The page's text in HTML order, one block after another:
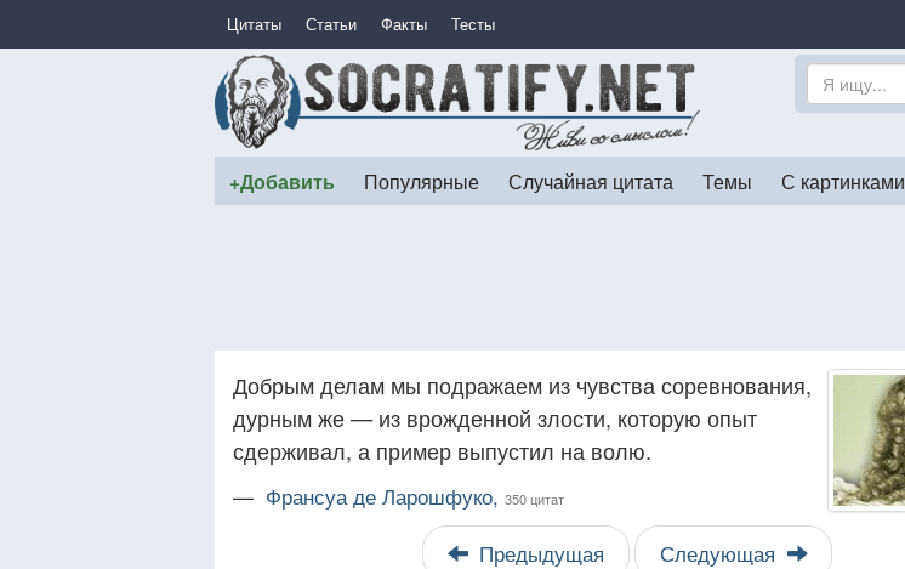
Цитаты Статьи Факты Тесты
+Добавить Популярные Случайная цитата Темы С картинками
Добрым делам мы подражаем из чувства соревнования,
дурным же — из врожденной злости, которую опыт
сдерживал, а пример выпустил на волю.
— Франсуа де Ларошфуко, 350 цитат
Предыдущая Следующая